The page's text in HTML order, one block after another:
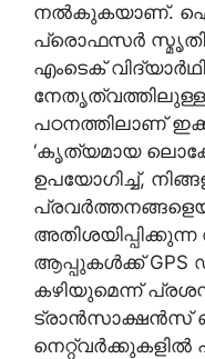
നല്‍കുകയാണ്.
പ്രൊഫസര്‍
എംടെക്
പഠനത്തിലാണ്
‘കൃത്യമായ
ഉപയോഗിച്ച്,
ആപ്പുകള്‍ക്ക് GPS
കഴിയുമെന്ന്
നെറ്റ്വര്‍ക്കുകളില്‍